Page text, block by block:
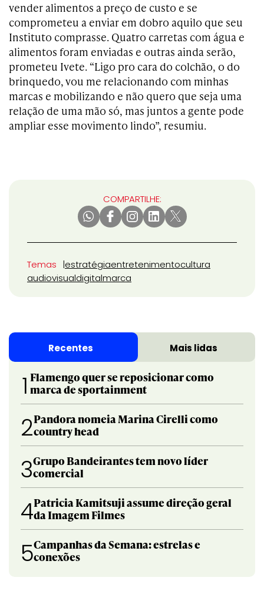
vender alimentos a preço de custo e se
comprometeu a enviar em dobro aquilo que seu
Instituto comprasse. Quatro carretas com água e
alimentos foram enviadas e outras ainda serão,
prometeu Ivete. “Ligo pro cara do colchão, o do
brinquedo, vou me relacionando com minhas
marcas e mobilizando e não quero que seja uma
relação de uma mão só, mas juntos a gente pode
ampliar esse movimento lindo”, resumiu.
COMPARTILHE:
Temas estratégiaentretenimentocultura
audiovisualdigitalmarca
Recentes Mais lidas
1 Flamengo quer se reposicionar como
marca de sportainment
2Pandora nomeia Marina Cirelli como
country head
3Grupo Bandeirantes tem novo líder
comercial
4Patricia Kamitsuji assume direção geral
da Imagem Filmes
5Campanhas da Semana: estrelas e
conexões